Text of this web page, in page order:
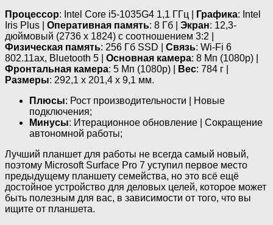
Процессор: Intel Core i5-1035G4 1,1 ГГц | Графика: Intel
Iris Plus | Оперативная память: 8 Гб | Экран: 12,3-
дюймовый (2736 х 1824) с соотношением 3:2 |
Физическая память: 256 Гб SSD | Связь: Wi-Fi 6
802.11ax, Bluetooth 5 | Основная камера: 8 Мп (1080р) |
Фронтальная камера: 5 Мп (1080р) | Вес: 784 г |
Размеры: 292,1 х 201,4 х 9,1 мм.
Плюсы: Рост производительности | Новые
подключения;
Минусы: Итерационное обновление | Сокращение
автономной работы;
Лучший планшет для работы не всегда самый новый,
поэтому Microsoft Surface Pro 7 уступил первое место
предыдущему планшету семейства, но это всё ещё
достойное устройство для деловых целей, которое может
быть полезным для вас, в зависимости от того, что вы
ищите от планшета.